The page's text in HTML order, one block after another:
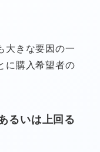
大きな要因の一
に購入希望者の
るいは上回る